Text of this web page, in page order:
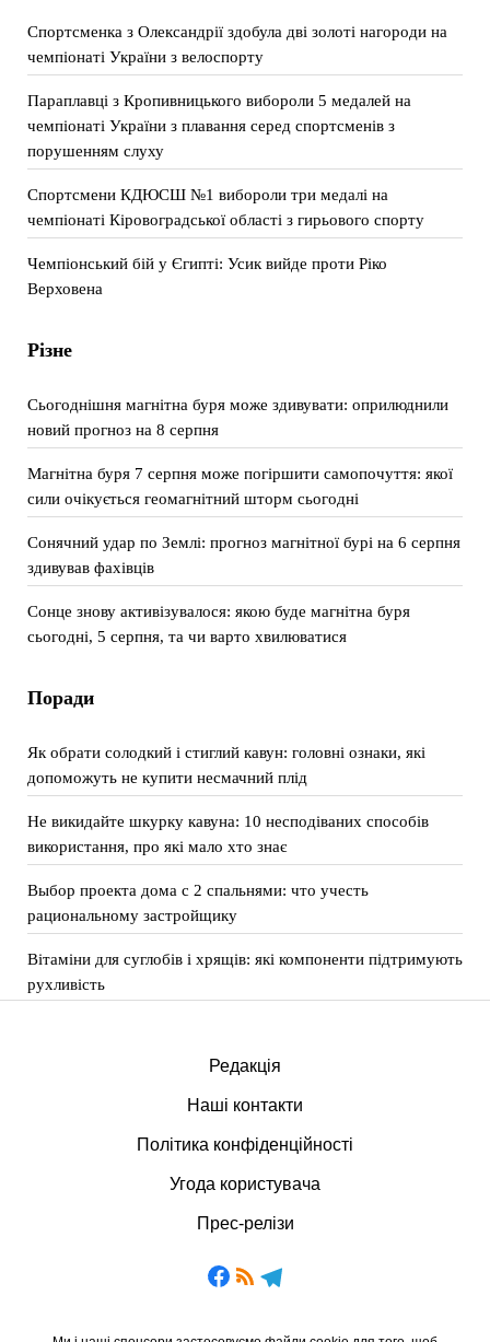
Спортсменка з Олександрії здобула дві золоті нагороди на
чемпіонаті України з велоспорту
Параплавці з Кропивницького вибороли 5 медалей на
чемпіонаті України з плавання серед спортсменів з
порушенням слуху
Спортсмени КДЮСШ №1 вибороли три медалі на
чемпіонаті Кіровоградської області з гирьового спорту
Чемпіонський бій у Єгипті: Усик вийде проти Ріко
Верховена
Різне
Сьогоднішня магнітна буря може здивувати: оприлюднили
новий прогноз на 8 серпня
Магнітна буря 7 серпня може погіршити самопочуття: якої
сили очікується геомагнітний шторм сьогодні
Сонячний удар по Землі: прогноз магнітної бурі на 6 серпня
здивував фахівців
Сонце знову активізувалося: якою буде магнітна буря
сьогодні, 5 серпня, та чи варто хвилюватися
Поради
Як обрати солодкий і стиглий кавун: головні ознаки, які
допоможуть не купити несмачний плід
Не викидайте шкурку кавуна: 10 несподіваних способів
використання, про які мало хто знає
Выбор проекта дома с 2 спальнями: что учесть
рациональному застройщику
Вітаміни для суглобів і хрящів: які компоненти підтримують
рухливість
Редакція
Наші контакти
Політика конфіденційності
Угода користувача
Прес-релізи